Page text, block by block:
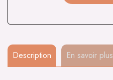
Description En savoir plus